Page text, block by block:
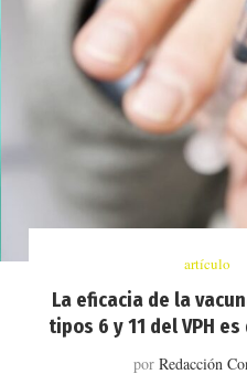
artículo
La eficacia de la
tipos 6 y 11 del VPH
por Redacción